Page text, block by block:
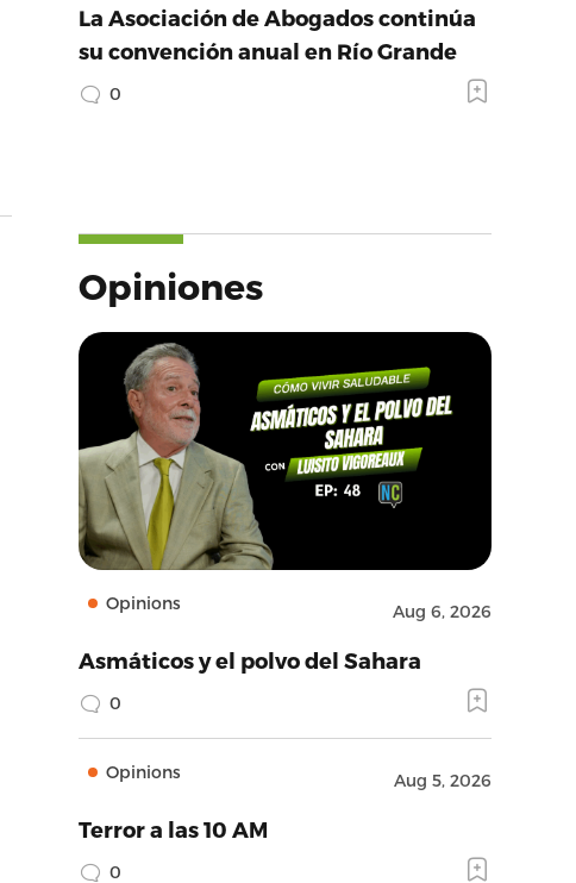
La Asociación de Abogados continúa
su convención anual en Río Grande
0
Opiniones
Opinions Aug 6, 2026
Asmáticos y el polvo del Sahara
0
Opinions Aug 5, 2026
Terror a las 10 AM
0